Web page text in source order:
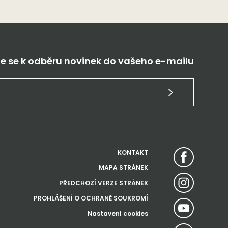
se k odběru novinek do vašeho e-mailu
KONTAKT
MAPA STRÁNEK
PŘEDCHOZÍ VERZE STRÁNEK
PROHLÁŠENÍ O OCHRANĚ SOUKROMÍ
Nastavení cookies